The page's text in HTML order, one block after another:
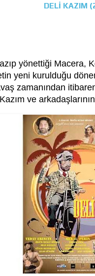
DELİ KAZIM
yönettiği Macera,
yeni kurulduğu
zamanından
ve